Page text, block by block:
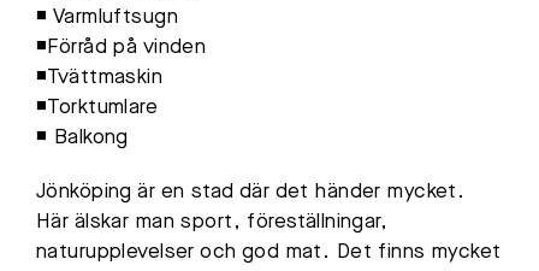
◾ Varmluftsugn
◾Förråd på vinden
◾Tvättmaskin
◾Torktumlare
◾ Balkong
Jönköping är en stad där det händer mycket.
Här älskar man sport, föreställningar,
naturupplevelser och god mat. Det finns mycket